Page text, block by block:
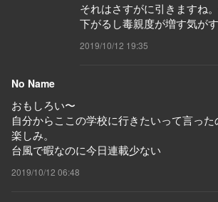
それはさすがに引きますね
下がるし毒親度が増す気がす
2019/10/12 19:35
No Name
おもしろい〜
自分からここの学校に行きたいって言っ
楽しみ。
台風で暇なのに今日連載少ない
2019/10/12 06:48